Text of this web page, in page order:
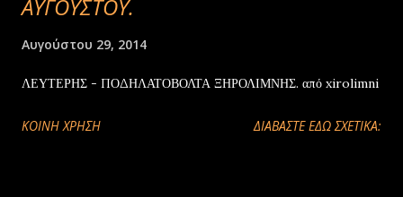
ΑΥΓΟΥΣΤΟΥ.
Αυγούστου 29, 2014
ΛΕΥΤΕΡΗΣ - ΠΟΔΗΛΑΤΟΒΟΛΤΑ ΞΗΡΟΛΙΜΝΗΣ. από xirolimni
ΚΟΙΝΉ ΧΡΉΣΗ ΔΙΑΒΑΣΤΕ ΕΔΩ ΣΧΕΤΙΚΑ: